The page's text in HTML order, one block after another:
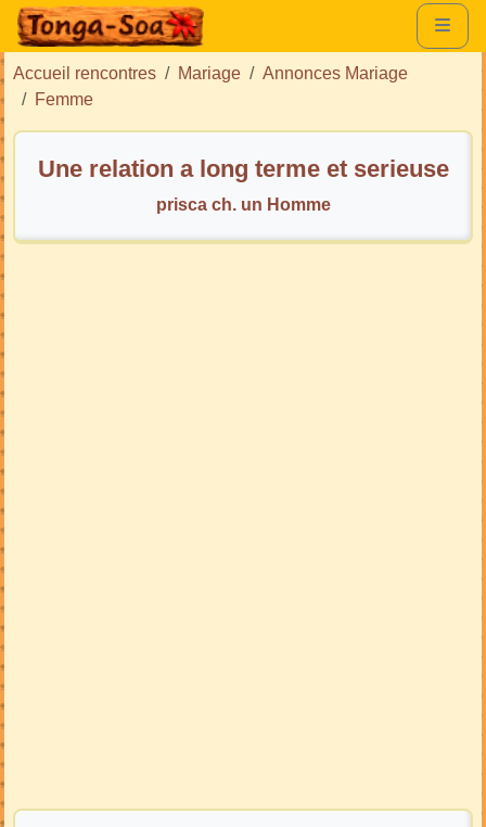
Accueil rencontres Mariage
Annonces Mariage
Femme
Une relation a long terme et serieuse
prisca ch. un Homme